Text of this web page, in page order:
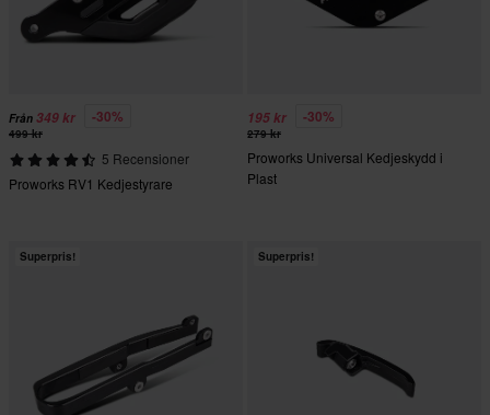
Från 349 kr -30%
499 kr
5 Recensioner
Proworks RV1 Kedjestyrare
195 kr -30%
279 kr
Proworks Universal Kedjeskydd i
Plast
Superpris! Superpris!